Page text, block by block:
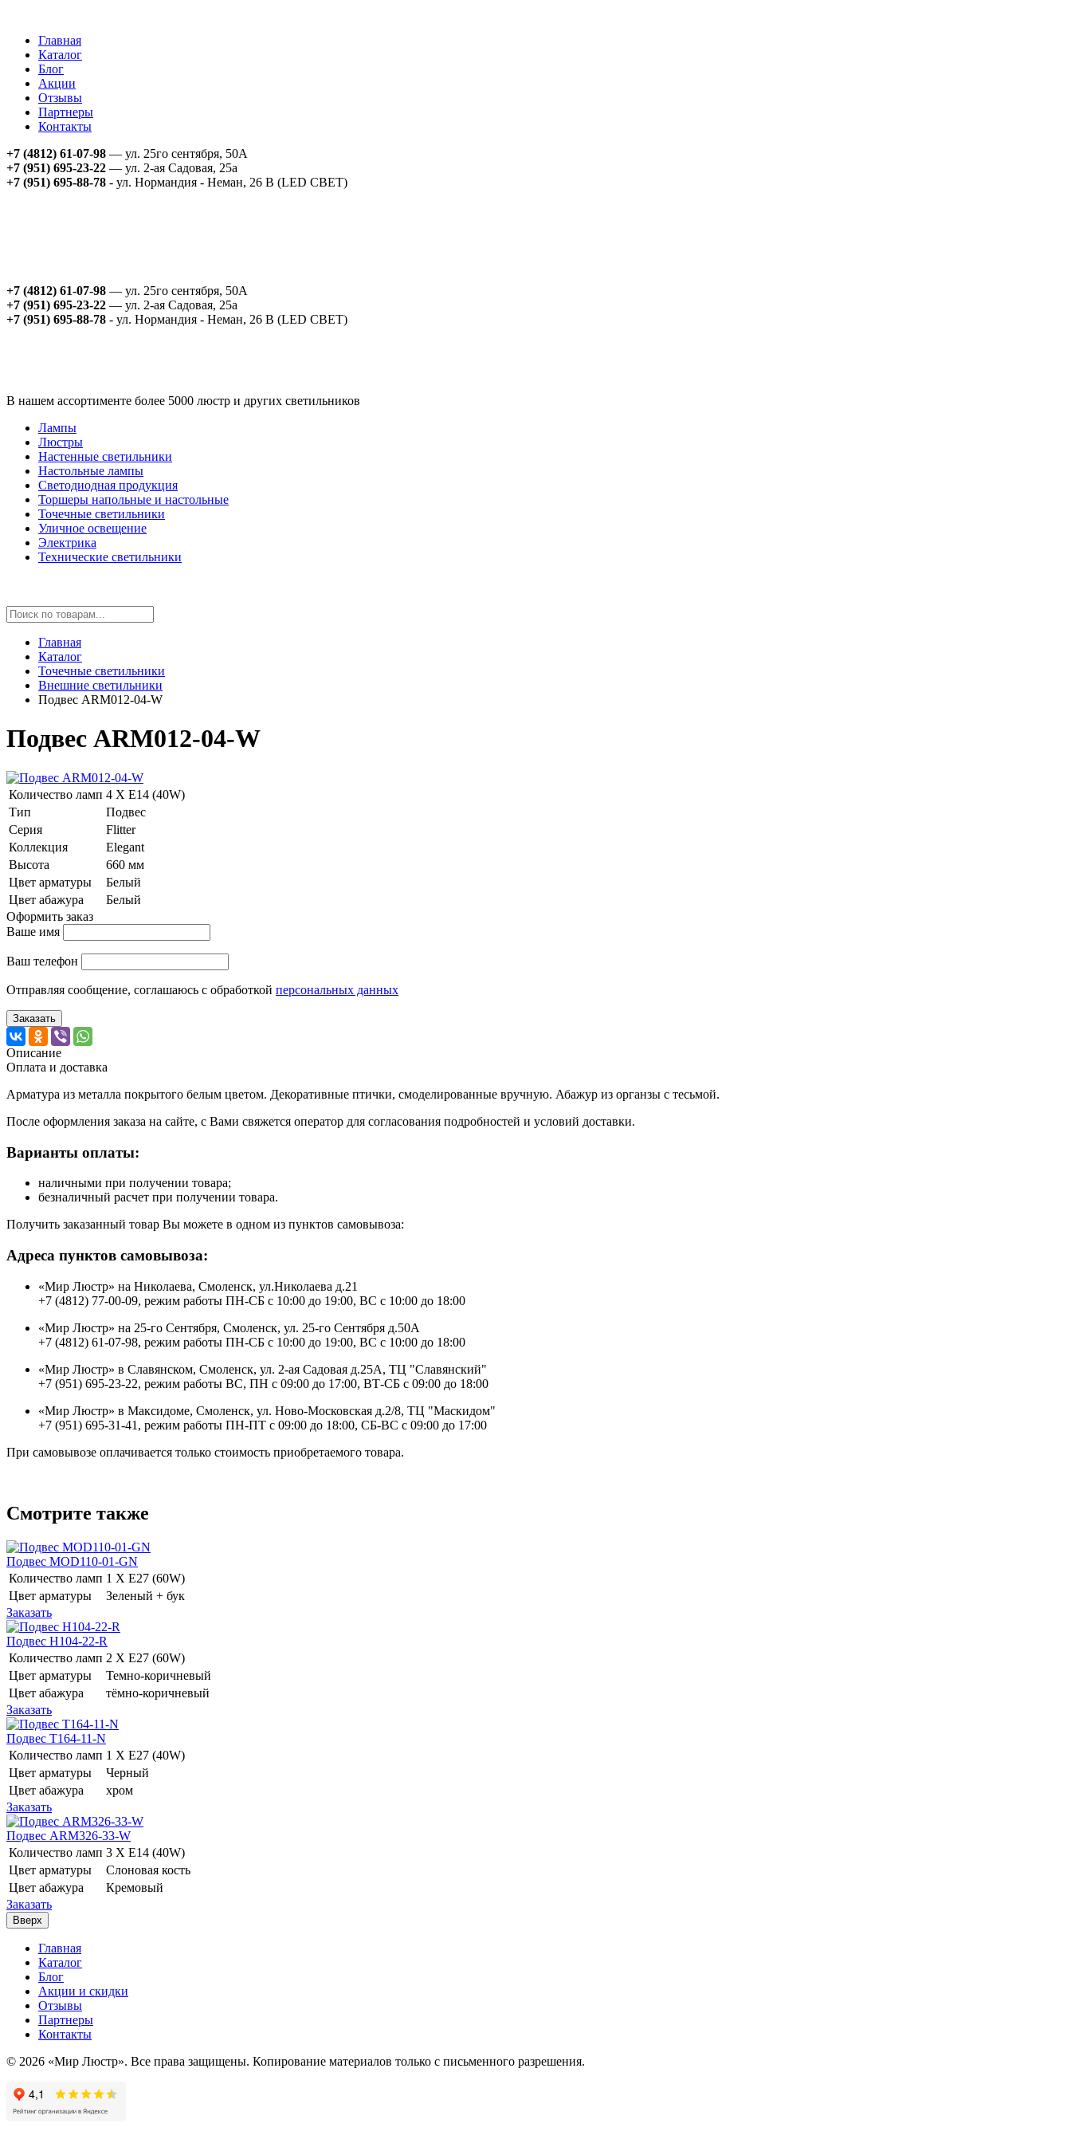
Главная
Каталог
Блог
Акции
Отзывы
Партнеры
Контакты
+7 (4812) 61-07-98 — ул. 25го сентября, 50А
+7 (951) 695-23-22 — ул. 2-ая Садовая, 25а
+7 (951) 695-88-78 - ул. Нормандия - Неман, 26 В (LED СВЕТ)
+7 (4812) 61-07-98 — ул. 25го сентября, 50А
+7 (951) 695-23-22 — ул. 2-ая Садовая, 25а
+7 (951) 695-88-78 - ул. Нормандия - Неман, 26 В (LED СВЕТ)
В нашем ассортименте более 5000 люстр и других светильников
Лампы
Люстры
Настенные светильники
Настольные лампы
Светодиодная продукция
Торшеры напольные и настольные
Точечные светильники
Уличное освещение
Электрика
Технические светильники
Главная
Каталог
Точечные светильники
Внешние светильники
Подвес ARM012-04-W
Подвес ARM012-04-W
Количество ламп 4 Х E14 (40W)
Тип
Подвес
Серия
Flitter
Коллекция
Elegant
Высота
660 мм
Цвет арматуры
Белый
Цвет абажура
Белый
Оформить заказ
Ваше имя
Ваш телефон
Отправляя сообщение, соглашаюсь с обработкой персональных данных
Заказать
Описание
Оплата и доставка
Арматура из металла покрытого белым цветом. Декоративные птички, смоделированные вручную. Абажур из органзы с тесьмой.
После оформления заказа на сайте, с Вами свяжется оператор для согласования подробностей и условий доставки.
Варианты оплаты:
наличными при получении товара;
безналичный расчет при получении товара.
Получить заказанный товар Вы можете в одном из пунктов самовывоза:
Адреса пунктов самовывоза:
«Мир Люстр» на Николаева, Смоленск, ул.Николаева д.21
+7 (4812) 77-00-09, режим работы ПН-СБ с 10:00 до 19:00, ВС с 10:00 до 18:00
«Мир Люстр» на 25-го Сентября, Смоленск, ул. 25-го Сентября д.50А
+7 (4812) 61-07-98, режим работы ПН-СБ с 10:00 до 19:00, ВС с 10:00 до 18:00
«Мир Люстр» в Славянском, Смоленск, ул. 2-ая Садовая д.25А, ТЦ "Славянский"
+7 (951) 695-23-22, режим работы ВС, ПН с 09:00 до 17:00, ВТ-СБ с 09:00 до 18:00
«Мир Люстр» в Максидоме, Смоленск, ул. Ново-Московская д.2/8, ТЦ "Маскидом"
+7 (951) 695-31-41, режим работы ПН-ПТ с 09:00 до 18:00, СБ-ВС с 09:00 до 17:00
При самовывозе оплачивается только стоимость приобретаемого товара.
Смотрите также
Подвес MOD110-01-GN
Количество ламп 1 Х E27 (60W)
Цвет арматуры
Зеленый + бук
Заказать
Подвес H104-22-R
Количество ламп 2 Х E27 (60W)
Цвет арматуры
Темно-коричневый
Цвет абажура
тёмно-коричневый
Заказать
Подвес T164-11-N
Количество ламп 1 Х E27 (40W)
Цвет арматуры
Черный
Цвет абажура
хром
Заказать
Подвес ARM326-33-W
Количество ламп 3 Х E14 (40W)
Цвет арматуры
Слоновая кость
Цвет абажура
Кремовый
Заказать
Вверх
Главная
Каталог
Блог
Акции и скидки
Отзывы
Партнеры
Контакты
© 2026 «Мир Люстр». Все права защищены. Копирование материалов только с письменного разрешения.